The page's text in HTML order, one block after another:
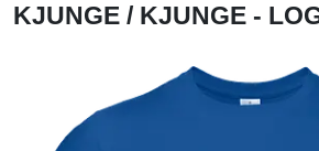
KJUNGE / KJUNGE -